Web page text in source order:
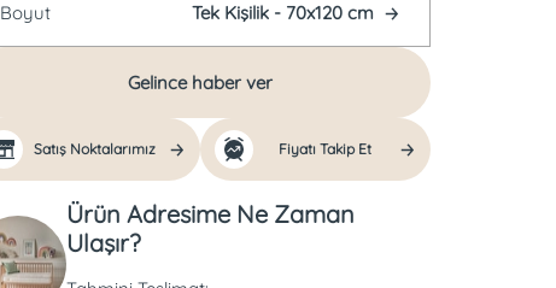
Boyut
Tek Kişilik - 70x120 cm
Gelince haber ver
Satış Noktalarımız Fiyatı Takip Et
Ürün Adresime Ne Zaman
Ulaşır?